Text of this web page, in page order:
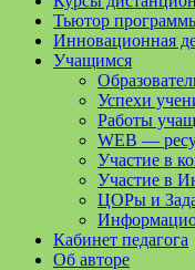
Тьютор
Инновационная
Учащимся
Успехи
Работы
WEB —
Участие в
Участие в
ЦОРы и
Кабинет педагога
Об авторе